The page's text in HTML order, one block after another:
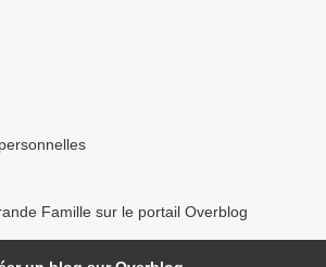
Famille sur le portail Overblog